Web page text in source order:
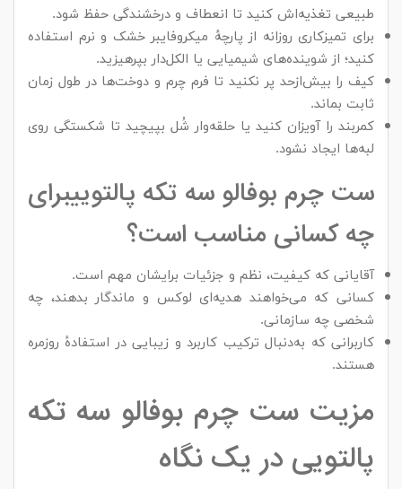
طبیعی تغذیه‌اش کنید تا انعطاف و درخشندگی حفظ شود.
برای تمیزکاری روزانه از پارچهٔ میکروفایبر خشک و نرم استفاده
کنید؛ از شوینده‌های شیمیایی یا الکل‌دار بپرهیزید.
کیف را بیش‌ازحد پر نکنید تا فرم چرم و دوخت‌ها در طول زمان
ثابت بماند.
کمربند را آویزان کنید یا حلقه‌وار شُل بپیچید تا شکستگی روی
لبه‌ها ایجاد نشود.
ست چرم بوفالو سه تکه پالتوییبرای
چه کسانی مناسب است؟
آقایانی که کیفیت، نظم و جزئیات برایشان مهم است.
کسانی که می‌خواهند هدیه‌ای لوکس و ماندگار بدهند، چه
شخصی چه سازمانی.
کاربرانی که به‌دنبال ترکیب کاربرد و زیبایی در استفادهٔ روزمره
هستند.
مزیت ست چرم بوفالو سه تکه
پالتویی در یک نگاه